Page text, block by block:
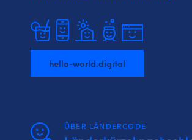
hello-world.digital
ÜBER LÄNDERCODE